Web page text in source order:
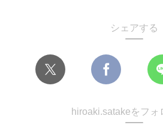
シェアする
hiroaki.satakeをフォ